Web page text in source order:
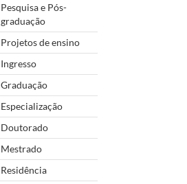
Pesquisa e Pós-
graduação
Projetos de ensino
Ingresso
Graduação
Especialização
Doutorado
Mestrado
Residência